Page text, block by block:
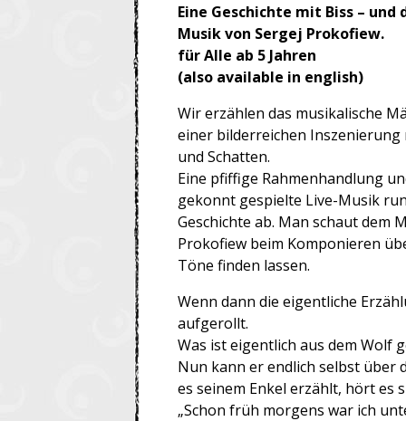
Eine Geschichte mit Biss – und
Musik von Sergej Prokofiew.
für Alle ab 5 Jahren
(also available in english)
Wir erzählen das musikalische
einer bilderreichen Inszenierung
und Schatten.
Eine pfiffige Rahmenhandlung
gekonnt gespielte Live-Musik
Geschichte ab. Man schaut dem
Prokofiew beim Komponieren
Töne finden lassen.
Wenn dann die eigentliche
aufgerollt.
Was ist eigentlich aus dem Wolf
Nun kann er endlich selbst über
es seinem Enkel erzählt, hört es
„Schon früh morgens war ich